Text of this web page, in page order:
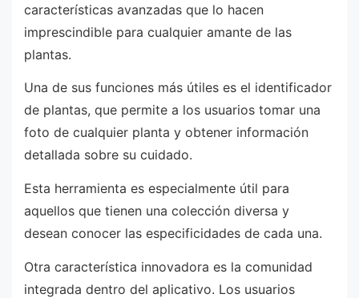
características avanzadas que lo hacen
imprescindible para cualquier amante de las
plantas.
Una de sus funciones más útiles es el identificador
de plantas, que permite a los usuarios tomar una
foto de cualquier planta y obtener información
detallada sobre su cuidado.
Esta herramienta es especialmente útil para
aquellos que tienen una colección diversa y
desean conocer las especificidades de cada una.
Otra característica innovadora es la comunidad
integrada dentro del aplicativo. Los usuarios